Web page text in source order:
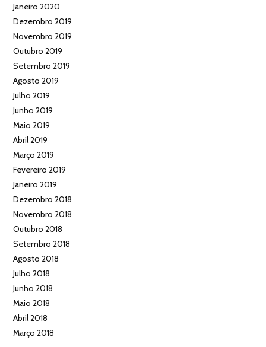
Janeiro 2020
Dezembro 2019
Novembro 2019
Outubro 2019
Setembro 2019
Agosto 2019
Julho 2019
Junho 2019
Maio 2019
Abril 2019
Março 2019
Fevereiro 2019
Janeiro 2019
Dezembro 2018
Novembro 2018
Outubro 2018
Setembro 2018
Agosto 2018
Julho 2018
Junho 2018
Maio 2018
Abril 2018
Março 2018